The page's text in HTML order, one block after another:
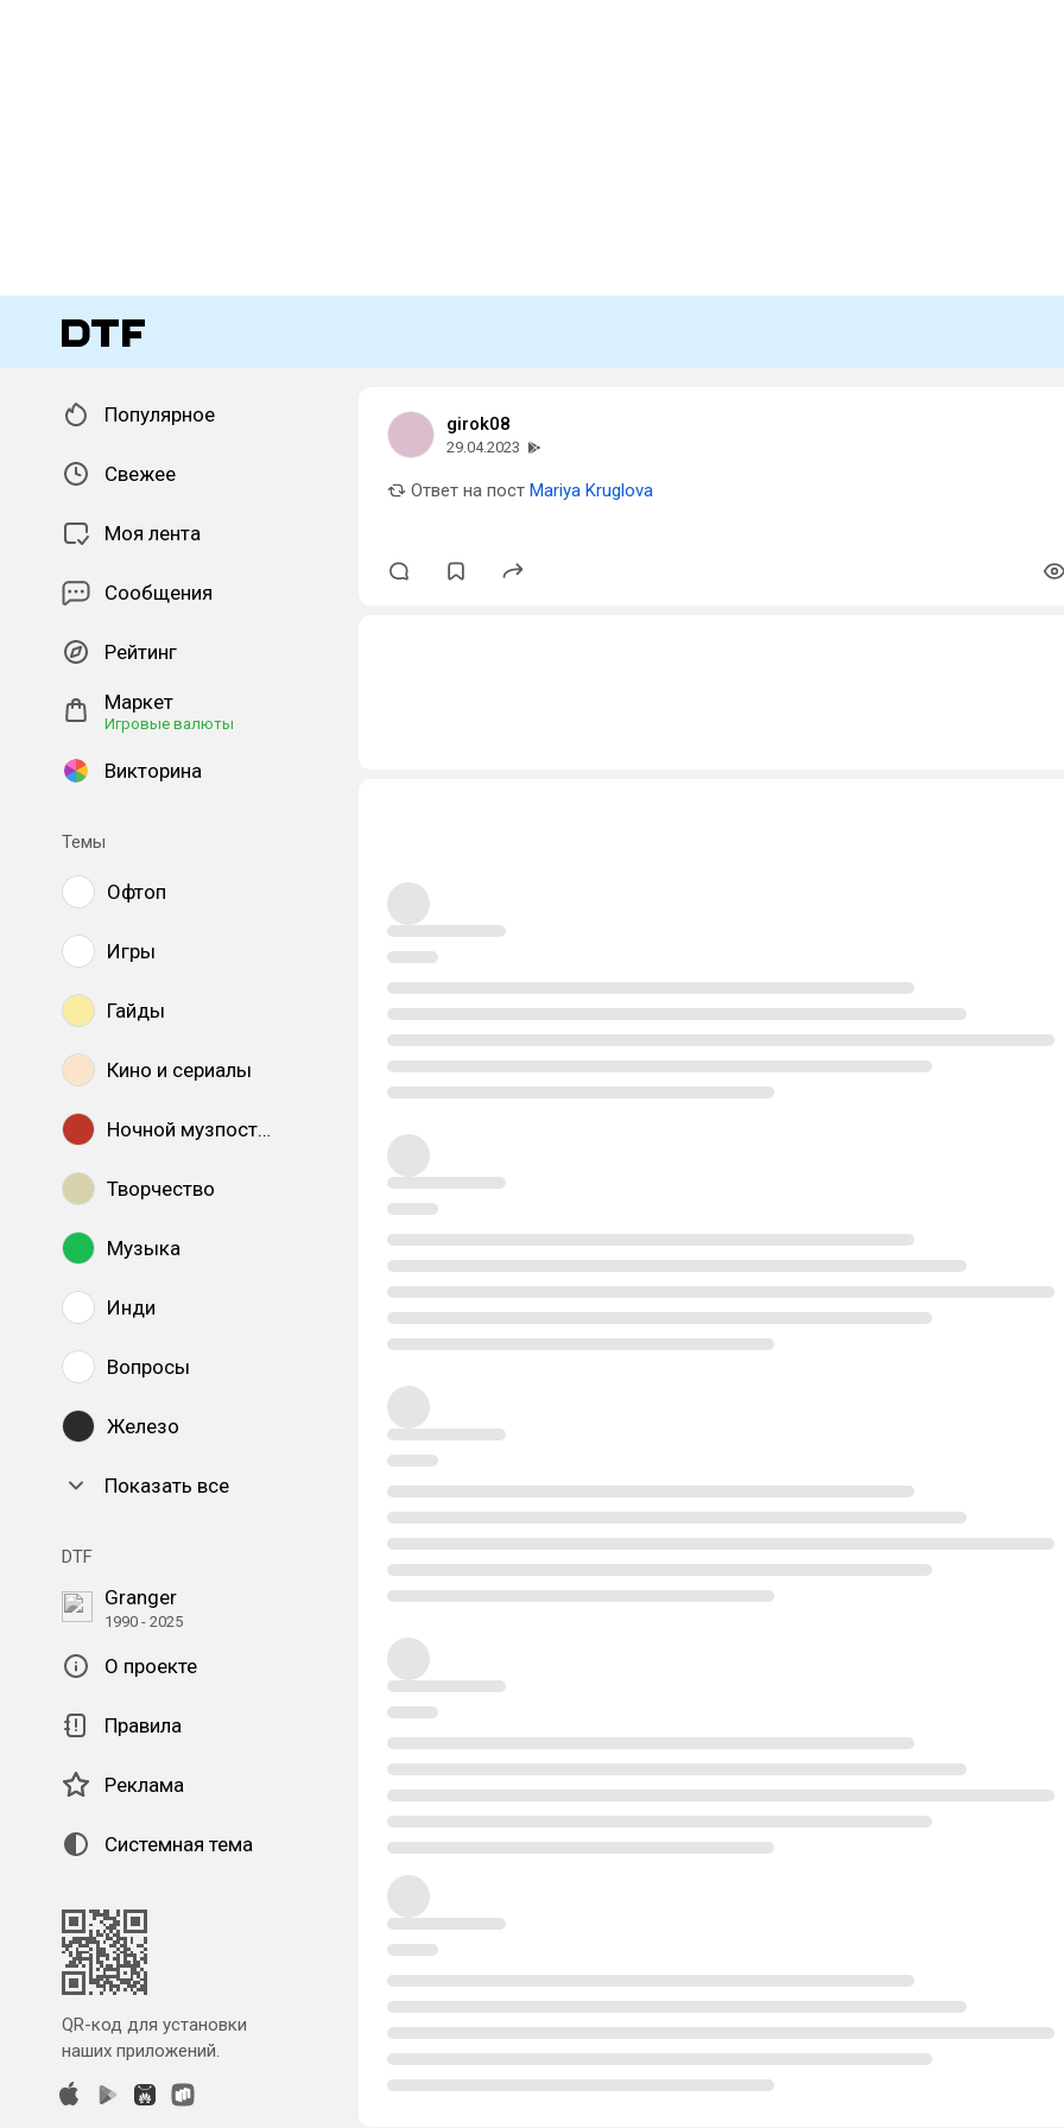
Популярное
Свежее
Моя лента
Сообщения
Рейтинг
Маркет
Игровые валюты
Викторина
Темы
Офтоп
Игры
Гайды
Кино и сериалы
Ночной музпостинг
Творчество
Музыка
Инди
Вопросы
Железо
Показать все
DTF
Granger
1990 - 2025
О проекте
Правила
Реклама
Системная тема
QR-код для установки
наших приложений.
girok08
29.04.2023
Ответ на пост Mariya Kruglova